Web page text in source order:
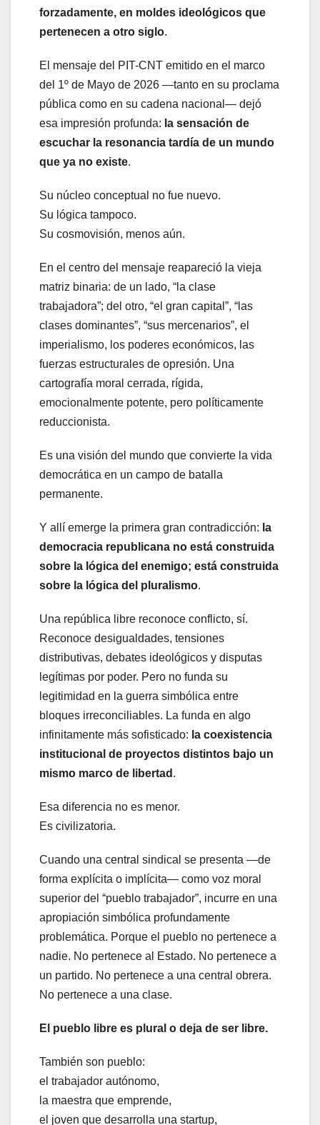
forzadamente, en moldes ideológicos que
pertenecen a otro siglo.
El mensaje del PIT-CNT emitido en el marco
del 1º de Mayo de 2026 —tanto en su proclama
pública como en su cadena nacional— dejó
esa impresión profunda: la sensación de
escuchar la resonancia tardía de un mundo
que ya no existe.
Su núcleo conceptual no fue nuevo.
Su lógica tampoco.
Su cosmovisión, menos aún.
En el centro del mensaje reapareció la vieja
matriz binaria: de un lado, “la clase
trabajadora”; del otro, “el gran capital”, “las
clases dominantes”, “sus mercenarios”, el
imperialismo, los poderes económicos, las
fuerzas estructurales de opresión. Una
cartografía moral cerrada, rígida,
emocionalmente potente, pero políticamente
reduccionista.
Es una visión del mundo que convierte la vida
democrática en un campo de batalla
permanente.
Y allí emerge la primera gran contradicción: la
democracia republicana no está construida
sobre la lógica del enemigo; está construida
sobre la lógica del pluralismo.
Una república libre reconoce conflicto, sí.
Reconoce desigualdades, tensiones
distributivas, debates ideológicos y disputas
legítimas por poder. Pero no funda su
legitimidad en la guerra simbólica entre
bloques irreconciliables. La funda en algo
infinitamente más sofisticado: la coexistencia
institucional de proyectos distintos bajo un
mismo marco de libertad .
Esa diferencia no es menor.
Es civilizatoria.
Cuando una central sindical se presenta —de
forma explícita o implícita— como voz moral
superior del “pueblo trabajador”, incurre en una
apropiación simbólica profundamente
problemática. Porque el pueblo no pertenece a
nadie. No pertenece al Estado. No pertenece a
un partido. No pertenece a una central obrera.
No pertenece a una clase.
El pueblo libre es plural o deja de ser libre.
También son pueblo:
el trabajador autónomo,
la maestra que emprende,
el joven que desarrolla una startup,